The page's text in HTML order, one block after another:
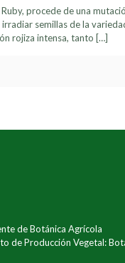
procede de una
semillas de la
rojiza intensa, tanto […]
de Botánica Agrícola
de Producción Vegetal: